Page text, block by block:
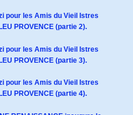
pour les Amis du Vieil Istres
PROVENCE (partie 2).
pour les Amis du Vieil Istres
PROVENCE (partie 3).
pour les Amis du Vieil Istres
PROVENCE (partie 4).